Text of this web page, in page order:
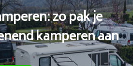
zo pak je
kamperen aan